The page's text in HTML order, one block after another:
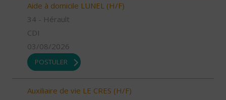
Aide à domicile LUNEL (H/F)
34 - Hérault
CDI
03/08/2026
POSTULER
Auxiliaire de vie LE CRES (H/F)